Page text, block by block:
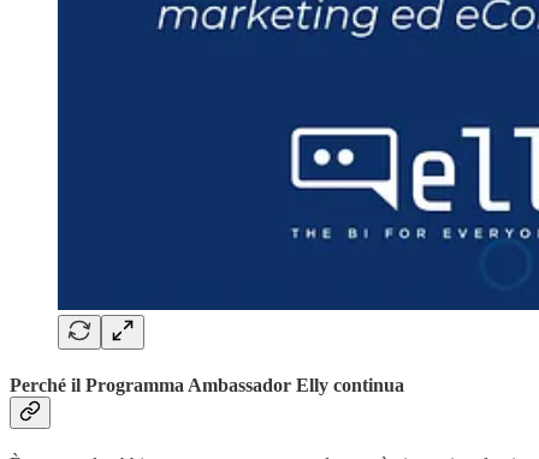
Perché il Programma Ambassador Elly continua